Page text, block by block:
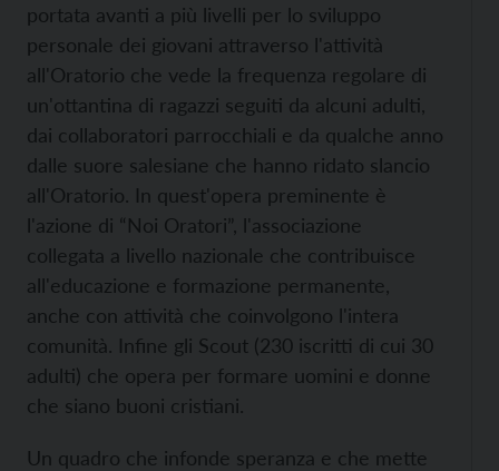
portata avanti a più livelli per lo sviluppo
personale dei giovani attraverso l'attività
all'Oratorio che vede la frequenza regolare di
un'ottantina di ragazzi seguiti da alcuni adulti,
dai collaboratori parrocchiali e da qualche anno
dalle suore salesiane che hanno ridato slancio
all'Oratorio. In quest'opera preminente è
l'azione di “Noi Oratori”, l'associazione
collegata a livello nazionale che contribuisce
all'educazione e formazione permanente,
anche con attività che coinvolgono l'intera
comunità. Infine gli Scout (230 iscritti di cui 30
adulti) che opera per formare uomini e donne
che siano buoni cristiani.
Un quadro che infonde speranza e che mette